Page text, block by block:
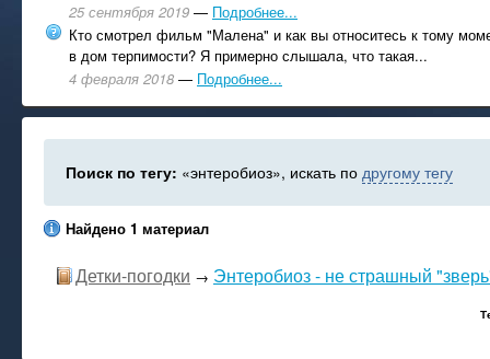
25 сентября 2019 — Подробнее...
Кто смотрел фильм "Малена" и как вы относитесь к тому
в дом терпимости? Я примерно слышала, что такая...
4 февраля 2018 — Подробнее...
Поиск по тегу: «энтеробиоз», искать по другому тегу
Найдено 1 материал
Детки-погодки → Энтеробиоз - не страшный